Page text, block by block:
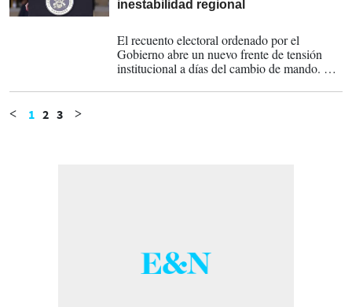
inestabilidad regional
El recuento electoral ordenado por el
Gobierno abre un nuevo frente de tensión
institucional a días del cambio de mando. El
creciente inestabilidad regional.
< 1 2 3 >